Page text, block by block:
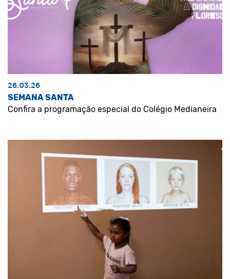
26.03.26
SEMANA SANTA
Confira a programação especial do Colégio Medianeira